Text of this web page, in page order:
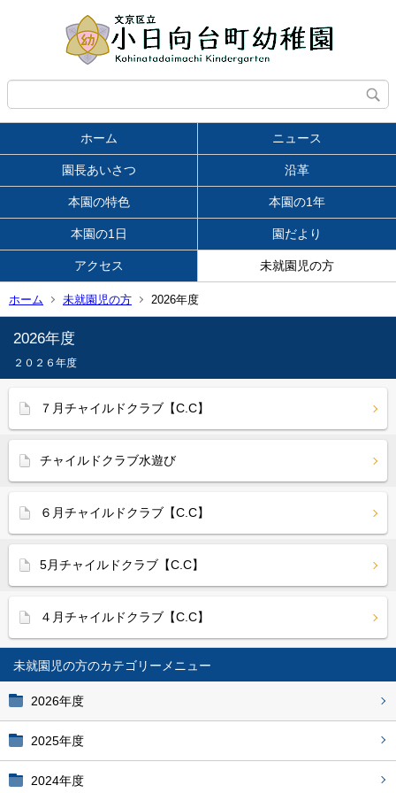
ホーム ニュース
園長あいさつ 沿革
本園の特色 本園の1年
本園の1日 園だより
アクセス 未就園児の方
ホーム 未就園児の方 2026年度
未就園児の方
2026年度
2025年度
2024年度
2026年度
２０２６年度
７月チャイルドクラブ【C.C】
チャイルドクラブ水遊び
６月チャイルドクラブ【C.C】
5月チャイルドクラブ【C.C】
４月チャイルドクラブ【C.C】